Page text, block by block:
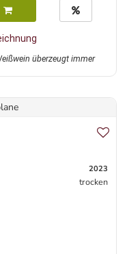
überzeugt immer
2023
trocken